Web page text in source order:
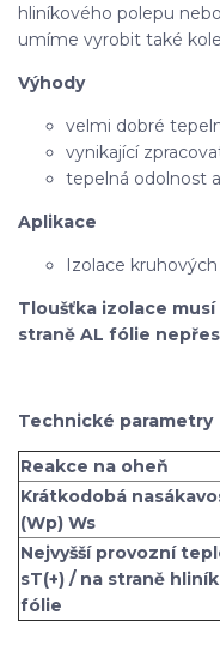
hliníkového polepu
umíme vyrobit také
Výhody
velmi dobré
vynikající
tepelná odolnost
Aplikace
Izolace
Tloušťka izolace
straně AL fólie
Technické parametry
Reakce na oheň
Krátkodobá
(Wp) Ws
Nejvyšší provozní
sT(+) / na straně
fólie